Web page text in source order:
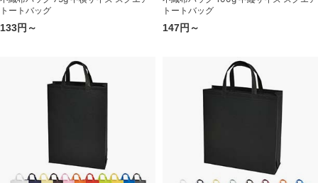
トートバッグ
133円～
トートバッグ
147円～